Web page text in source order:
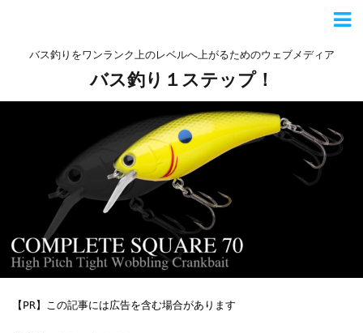
バス釣りをワンランク上のレベルへ上がるためのウェブメディア
バス釣り１ステップ！
【PR】この記事には広告を含む場合があります